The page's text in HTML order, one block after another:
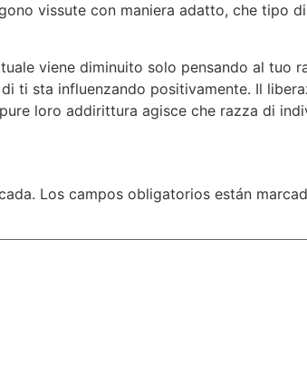
vissute con maniera adatto, che tipo
viene diminuito solo pensando al tuo
ti sta influenzando positivamente. Il
loro addirittura agisce che razza di
Los campos obligatorios están